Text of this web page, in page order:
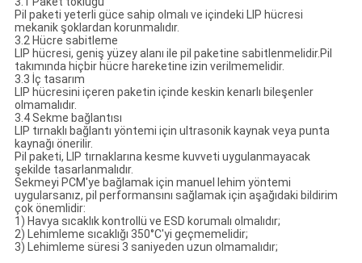
Pil paketi yeterli güce sahip olmalı ve içindeki LIP hücresi
mekanik şoklardan korunmalıdır.
3.2 Hücre sabitleme
LIP hücresi, geniş yüzey alanı ile pil paketine sabitlenmelidir.Pil
takımında hiçbir hücre hareketine izin verilmemelidir.
3.3 İç tasarım
LIP hücresini içeren paketin içinde keskin kenarlı bileşenler
olmamalıdır.
3.4 Sekme bağlantısı
LIP tırnaklı bağlantı yöntemi için ultrasonik kaynak veya punta
kaynağı önerilir.
Pil paketi, LIP tırnaklarına kesme kuvveti uygulanmayacak
şekilde tasarlanmalıdır.
Sekmeyi PCM'ye bağlamak için manuel lehim yöntemi
uygularsanız, pil performansını sağlamak için aşağıdaki bildirim
çok önemlidir:
1) Havya sıcaklık kontrollü ve ESD korumalı olmalıdır;
2) Lehimleme sıcaklığı 350°C'yi geçmemelidir;
3) Lehimleme süresi 3 saniyeden uzun olmamalıdır;